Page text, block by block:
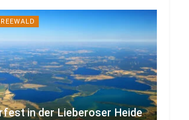
in der Lieberoser Heide